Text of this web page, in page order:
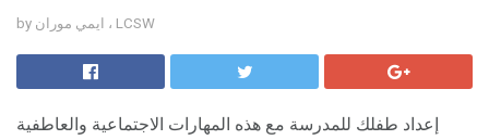
by ايمي موران ، LCSW
إعداد طفلك للمدرسة مع هذه المهارات الاجتماعية والعاطفية